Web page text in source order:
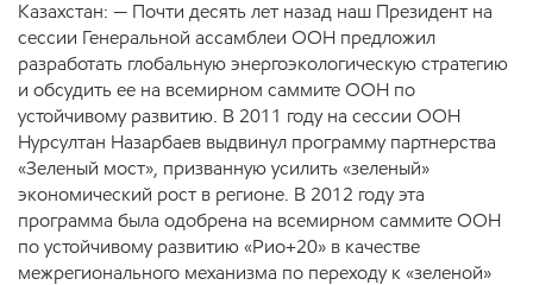
Казахстан: — Почти десять лет назад наш Президент на
сессии Генеральной ассамблеи ООН предложил
разработать глобальную энергоэкологическую стратегию
и обсудить ее на всемирном саммите ООН по
устойчивому развитию. В 2011 году на сессии ООН
Нурсултан Назарбаев выдвинул программу партнерства
«Зеленый мост», призванную усилить «зеленый»
экономический рост в регионе. В 2012 году эта
программа была одобрена на всемирном саммите ООН
по устойчивому развитию «Рио+20» в качестве
межрегионального механизма по переходу к «зеленой»